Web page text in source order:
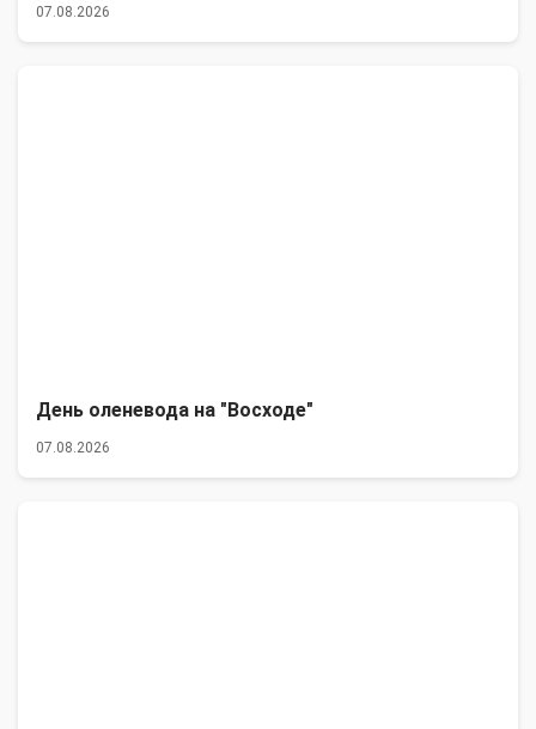
07.08.2026
День оленевода на "Восходе"
07.08.2026